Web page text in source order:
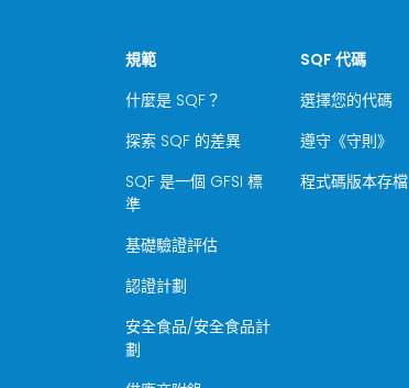
規範
什麼是 SQF？
探索 SQF 的差異
SQF 是一個 GFSI 標
準
基礎驗證評估
認證計劃
安全食品/安全食品計
劃
SQF 代碼
選擇您的代碼
遵守《守則》
程式碼版本存檔